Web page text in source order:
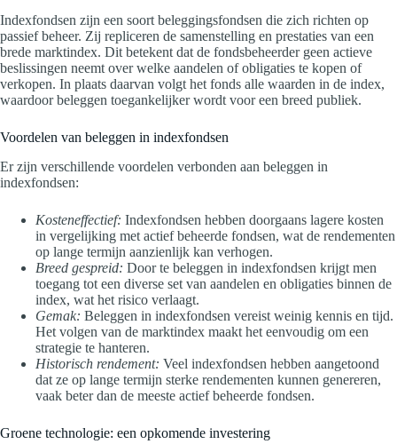
Indexfondsen zijn een soort beleggingsfondsen die zich richten op
passief beheer. Zij repliceren de samenstelling en prestaties van een
brede marktindex. Dit betekent dat de fondsbeheerder geen actieve
beslissingen neemt over welke aandelen of obligaties te kopen of
verkopen. In plaats daarvan volgt het fonds alle waarden in de index,
waardoor beleggen toegankelijker wordt voor een breed publiek.
Voordelen van beleggen in indexfondsen
Er zijn verschillende voordelen verbonden aan beleggen in
indexfondsen:
Kosteneffectief: Indexfondsen hebben doorgaans lagere kosten
in vergelijking met actief beheerde fondsen, wat de rendementen
op lange termijn aanzienlijk kan verhogen.
Breed gespreid: Door te beleggen in indexfondsen krijgt men
toegang tot een diverse set van aandelen en obligaties binnen de
index, wat het risico verlaagt.
Gemak: Beleggen in indexfondsen vereist weinig kennis en tijd.
Het volgen van de marktindex maakt het eenvoudig om een
strategie te hanteren.
Historisch rendement: Veel indexfondsen hebben aangetoond
dat ze op lange termijn sterke rendementen kunnen genereren,
vaak beter dan de meeste actief beheerde fondsen.
Groene technologie: een opkomende investering